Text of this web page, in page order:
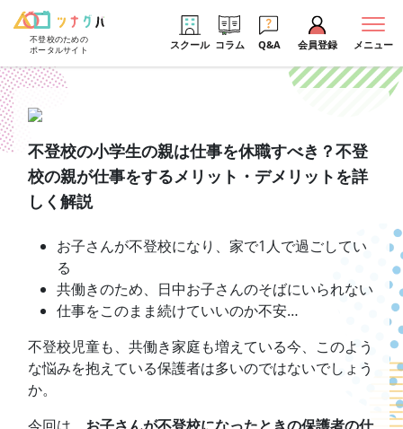
不登校のための
ポータルサイト
スクール コラム Q&A 会員登録 メニュー
不登校の小学生の親は仕事を休職すべき？不登
校の親が仕事をするメリット・デメリットを詳
しく解説
お子さんが不登校になり、家で1人で過ごしてい
る
共働きのため、日中お子さんのそばにいられない
仕事をこのまま続けていいのか不安…
不登校児童も、共働き家庭も増えている今、このよう
な悩みを抱えている保護者は多いのではないでしょう
か。